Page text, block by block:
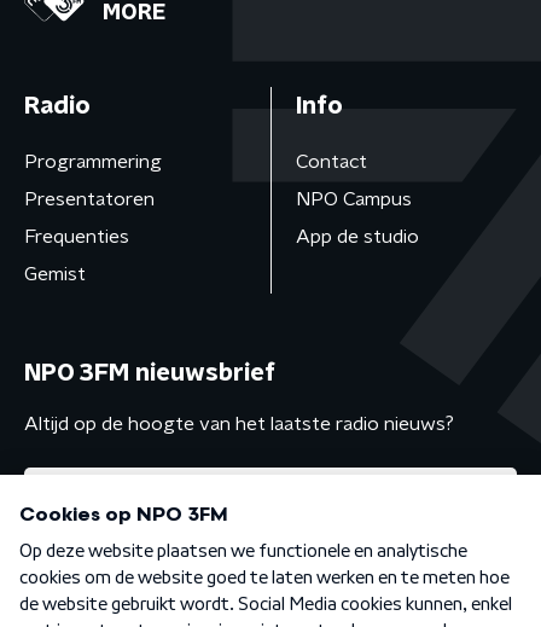
MORE
Radio
Programmering
Presentatoren
Frequenties
Gemist
Info
Contact
NPO Campus
App de studio
NPO 3FM nieuwsbrief
Altijd op de hoogte van het laatste radio nieuws?
Algemene voorwaarden Privacybeleid